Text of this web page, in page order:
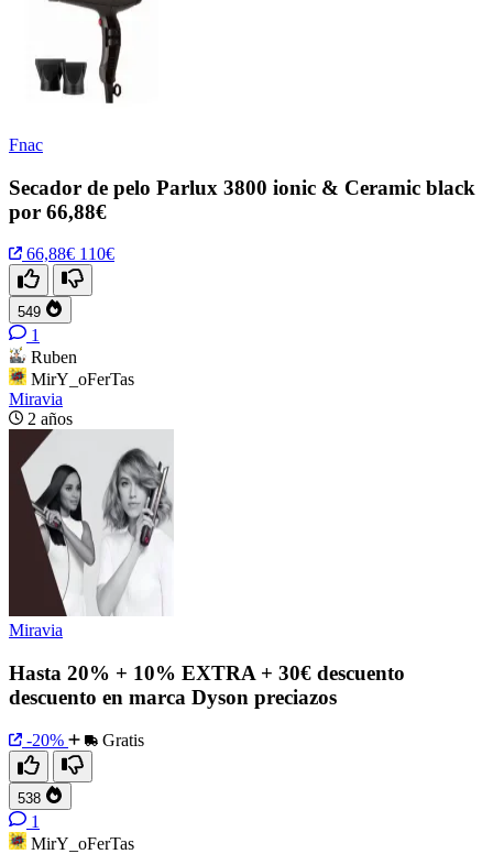
Fnac
Secador de pelo Parlux 3800 ionic & Ceramic black
por 66,88€
66,88€ 110€
549
1
Ruben
MirY_oFerTas
Miravia
2 años
Miravia
Hasta 20% + 10% EXTRA + 30€ descuento
descuento en marca Dyson preciazos
-20% Gratis
538
1
MirY_oFerTas